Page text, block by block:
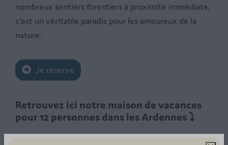
nombreux sentiers forestiers à proximité immédiate,
c'est un véritable paradis pour les amoureux de la
nature.
Je réserve
Retrouvez ici notre maison de vacances
pour 12 personnes dans les Ardennes ⤵